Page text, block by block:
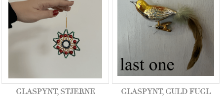
GLASPYNT, STJERNE GLASPYNT, GULD FUGL